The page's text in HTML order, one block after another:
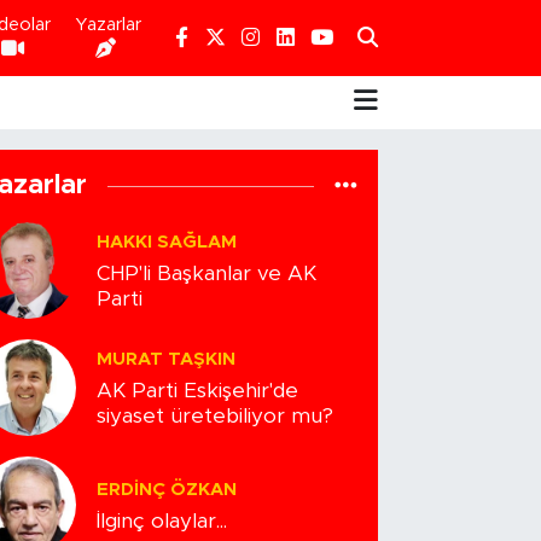
Yazarlar
HAKKI SAĞLAM
CHP'li Başkanlar ve AK
Parti
MURAT TAŞKIN
AK Parti Eskişehir'de
siyaset üretebiliyor mu?
ERDINÇ ÖZKAN
İlginç olaylar...